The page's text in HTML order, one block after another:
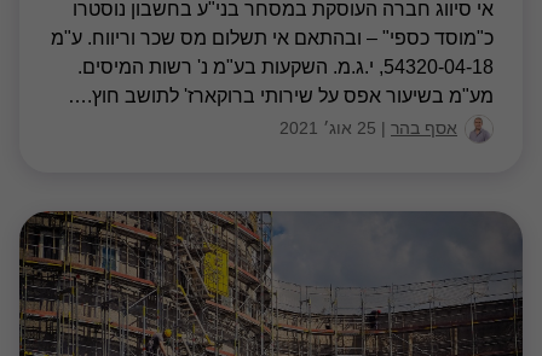
אי סיווג חברה העוסקת במסחר בני"ע בחשבון נוסטרו
כ"מוסד כספי" – ובהתאם אי תשלום מס שכר וריווח. ע"מ
54320-04-18, י.ג.מ. השקעות בע"מ נ' רשות המיסים.
מע"מ בשיעור אפס על שירותי ברוקארז' לתושב חוץ.…
אסף בהר | 25 אוג׳ 2021